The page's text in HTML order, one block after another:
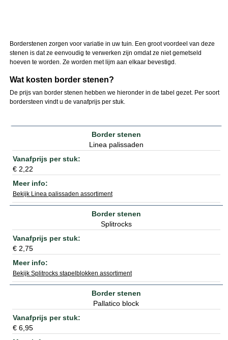
Borderstenen zorgen voor variatie in uw tuin. Een groot voordeel van deze
stenen is dat ze eenvoudig te verwerken zijn omdat ze niet gemetseld
hoeven te worden. Ze worden met lijm aan elkaar bevestigd.
Wat kosten border stenen?
De prijs van border stenen hebben we hieronder in de tabel gezet. Per soort
bordersteen vindt u de vanafprijs per stuk.
Linea palissaden
€ 2,22
Bekijk Linea palissaden assortiment
Splitrocks
€ 2,75
Bekijk Splitrocks stapelblokken assortiment
Pallatico block
€ 6,95